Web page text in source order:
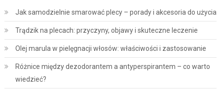
Jak samodzielnie smarować plecy – porady i akcesoria do użycia
Trądzik na plecach: przyczyny, objawy i skuteczne leczenie
Olej marula w pielęgnacji włosów: właściwości i zastosowanie
Różnice między dezodorantem a antyperspirantem – co warto
wiedzieć?